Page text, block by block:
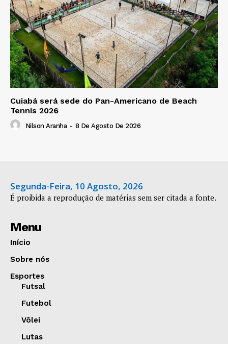
Cuiabá será sede do Pan-Americano de Beach
Tennis 2026
Nilson Aranha - 8 De Agosto De 2026
Segunda-Feira, 10 Agosto, 2026
É proibida a reprodução de matérias sem ser citada a fonte.
Menu
Início
Sobre nós
Esportes
Futsal
Futebol
Vôlei
Lutas